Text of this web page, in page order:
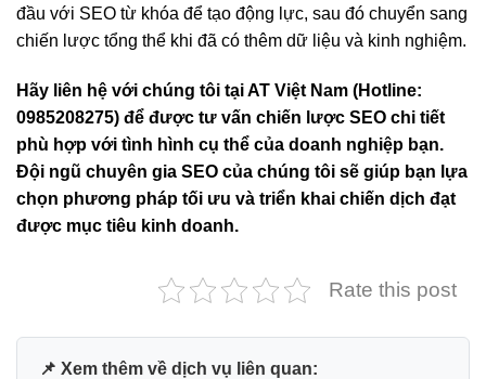
đầu với SEO từ khóa để tạo động lực, sau đó chuyển sang
chiến lược tổng thể khi đã có thêm dữ liệu và kinh nghiệm.
Hãy liên hệ với chúng tôi tại AT Việt Nam (Hotline:
0985208275) để được tư vấn chiến lược SEO chi tiết
phù hợp với tình hình cụ thể của doanh nghiệp bạn.
Đội ngũ chuyên gia SEO của chúng tôi sẽ giúp bạn lựa
chọn phương pháp tối ưu và triển khai chiến dịch đạt
được mục tiêu kinh doanh.
Rate this post
📌 Xem thêm về dịch vụ liên quan: